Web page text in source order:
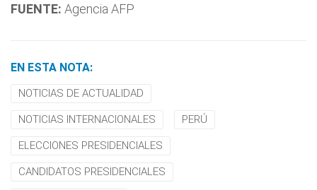
FUENTE: Agencia AFP
EN ESTA NOTA:
NOTICIAS DE ACTUALIDAD
NOTICIAS INTERNACIONALES PERÚ
ELECCIONES PRESIDENCIALES
CANDIDATOS PRESIDENCIALES